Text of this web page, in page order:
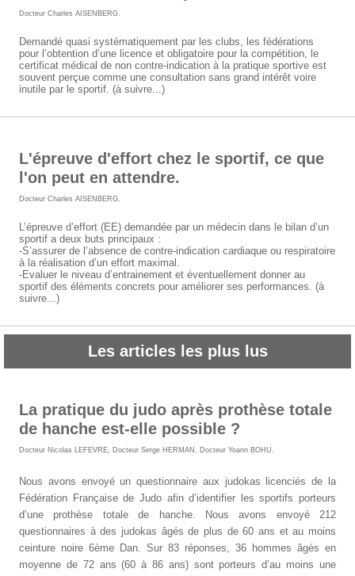
Docteur Charles AISENBERG
Demandé quasi systématiquement par les clubs, les fédérations
pour l’obtention d’une licence et obligatoire pour la compétition, le
certificat médical de non contre-indication à la pratique sportive est
souvent perçue comme une consultation sans grand intérêt voire
inutile par le sportif. (à suivre...)
L'épreuve d'effort chez le sportif, ce que
l'on peut en attendre.
Docteur Charles AISENBERG
L’épreuve d’effort (EE) demandée par un médecin dans le bilan d’un
sportif a deux buts principaux :
-S’assurer de l’absence de contre-indication cardiaque ou respiratoire
à la réalisation d’un effort maximal.
-Evaluer le niveau d’entrainement et éventuellement donner au
sportif des éléments concrets pour améliorer ses performances. (à
suivre...)
Les articles les plus lus
La pratique du judo après prothèse totale
de hanche est-elle possible ?
Docteur Nicolas LEFEVRE Docteur Serge HERMAN Docteur Yoann BOHU
Nous avons envoyé un questionnaire aux judokas licenciés de la
Fédération Française de Judo afin d’identifier les sportifs porteurs
d’une prothèse totale de hanche. Nous avons envoyé 212
questionnaires à des judokas âgés de plus de 60 ans et au moins
ceinture noire 6ème Dan. Sur 83 réponses, 36 hommes âgés en
moyenne de 72 ans (60 à 86 ans) sont porteurs d’au moins une